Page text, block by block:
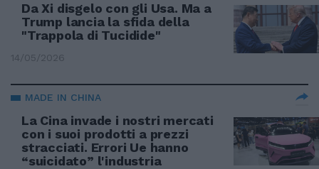
Da Xi disgelo con gli Usa. Ma a
Trump lancia la sfida della
"Trappola di Tucidide"
14/05/2026
MADE IN CHINA
La Cina invade i nostri mercati
con i suoi prodotti a prezzi
stracciati. Errori Ue hanno
“suicidato” l'industria